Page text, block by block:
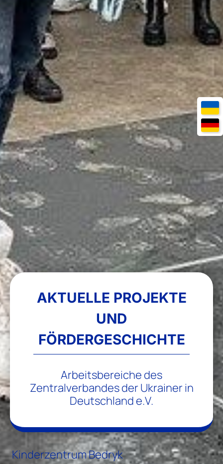
START
ÜBER UNS
VERANSTALTUNGEN
PROJEKTE
AKTUELLE PROJEKTE
UND
FÖRDERGESCHICHTE
Arbeitsbereiche des
Zentralverbandes der Ukrainer in
Deutschland e.V.
Kinderzentrum Bedryk